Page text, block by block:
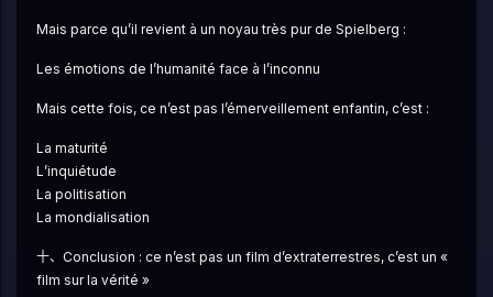
Mais parce qu’il revient à un noyau très pur de Spielberg :
Les émotions de l’humanité face à l’inconnu
Mais cette fois, ce n’est pas l’émerveillement enfantin, c’est :
La maturité
L’inquiétude
La politisation
La mondialisation
十、Conclusion : ce n’est pas un film d’extraterrestres, c’est un «
film sur la vérité »